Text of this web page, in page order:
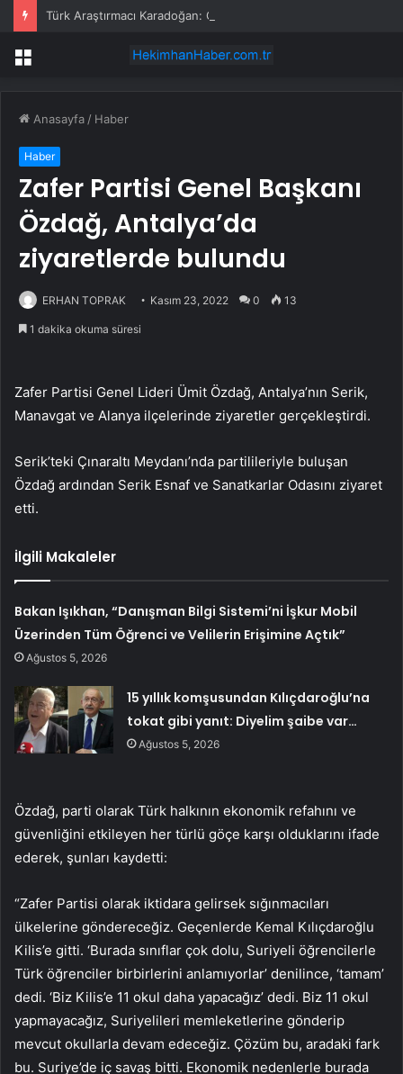
Menü
Anasayfa / Haber
Haber
Zafer Partisi Genel Başkanı
Özdağ, Antalya’da
ziyaretlerde bulundu
ERHAN TOPRAK Kasım 23, 2022 0 13
1 dakika okuma süresi
Zafer Partisi Genel Lideri Ümit Özdağ, Antalya’nın Serik,
Manavgat ve Alanya ilçelerinde ziyaretler gerçekleştirdi.
Serik’teki Çınaraltı Meydanı’nda partilileriyle buluşan
Özdağ ardından Serik Esnaf ve Sanatkarlar Odasını ziyaret
etti.
İlgili Makaleler
Bakan Işıkhan, “Danışman Bilgi Sistemi’ni İşkur Mobil
Üzerinden Tüm Öğrenci ve Velilerin Erişimine Açtık”
Ağustos 5, 2026
15 yıllık komşusundan Kılıçdaroğlu’na
tokat gibi yanıt: Diyelim şaibe var…
Ağustos 5, 2026
Özdağ, parti olarak Türk halkının ekonomik refahını ve
güvenliğini etkileyen her türlü göçe karşı olduklarını ifade
ederek, şunları kaydetti:
“Zafer Partisi olarak iktidara gelirsek sığınmacıları
ülkelerine göndereceğiz. Geçenlerde Kemal Kılıçdaroğlu
Kilis’e gitti. ‘Burada sınıflar çok dolu, Suriyeli öğrencilerle
Türk öğrenciler birbirlerini anlamıyorlar’ denilince, ‘tamam’
dedi. ‘Biz Kilis’e 11 okul daha yapacağız’ dedi. Biz 11 okul
yapmayacağız, Suriyelileri memleketlerine gönderip
mevcut okullarla devam edeceğiz. Çözüm bu, aradaki fark
bu. Suriye’de iç savaş bitti. Ekonomik nedenlerle burada